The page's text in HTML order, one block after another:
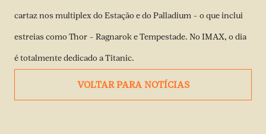
cartaz nos multiplex do Estação e do Palladium – o que inclui
estreias como Thor – Ragnarok e Tempestade. No IMAX, o dia
é totalmente dedicado a Titanic.
VOLTAR PARA NOTÍCIAS